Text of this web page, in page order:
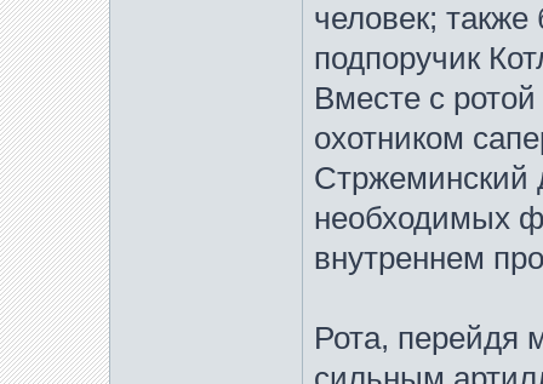
человек;
подпоручик
Вместе с
охотником
Стржеминский
необходимых
внутреннем
Рота, перейдя